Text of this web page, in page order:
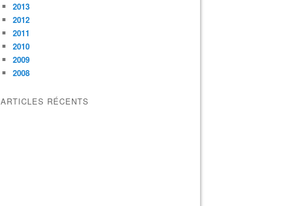
2013
2012
2011
2010
2009
2008
ARTICLES RÉCENTS